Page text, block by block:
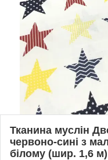
Тканина муслін
червоно-сині з
білому (шир. 1,6